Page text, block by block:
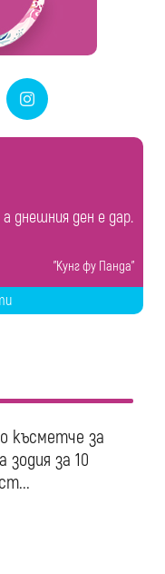
днешния ден е дар.
"Кунг фу Панда"
късметче за
зодия за 10